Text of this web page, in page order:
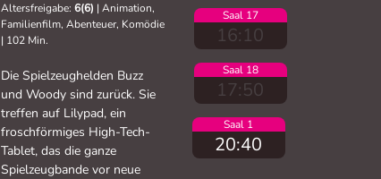
Altersfreigabe: 6(6) | Animation,
Familienfilm, Abenteuer, Komödie
| 102 Min.
Die Spielzeughelden Buzz
und Woody sind zurück. Sie
treffen auf Lilypad, ein
froschförmiges High-Tech-
Tablet, das die ganze
Spielzeugbande vor neue
Saal 17
16:10
Saal 18
17:50
Saal 1
20:40